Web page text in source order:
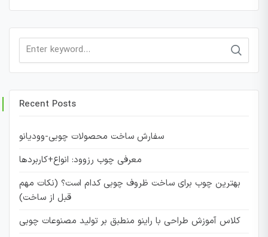
Search
Recent Posts
سفارش ساخت محصولات چوبی-وودیانو
معرفی چوب رزوود: انواع+کاربردها
بهترین چوب برای ساخت ظروف چوبی کدام است؟ (نکات مهم
قبل از ساخت)
کلاس آموزش طراحی با راینو منطبق بر تولید مصنوعات چوبی